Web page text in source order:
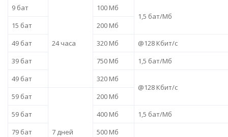
9 бат
24 часа
100 Мб
1,5 бат/Мб
15 бат
200 Мб
49 бат
320 Мб
@128 Кбит/с
39 бат
750 Мб
1,5 бат/Мб
49 бат
320 Мб
@128 Кбит/с
59 бат
7 дней
200 Мб
59 бат
400 Мб
1,5 бат/Мб
79 бат
500 Мб